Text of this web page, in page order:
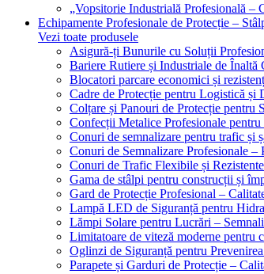
„Vopsitorie Industrială Profesională –
Echipamente Profesionale de Protecție –
Vezi toate produsele
Asigură-ți Bunurile cu Soluții
Bariere Rutiere și Industriale de Înaltă
Blocatori parcare economici și
Cadre de Protecție pentru Logistică și
Colțare și Panouri de Protecție pentru
Confecții Metalice Profesionale
Conuri de semnalizare pentru trafic și
Conuri de Semnalizare Profesionale –
Conuri de Trafic Flexibile și
Gama de stâlpi pentru construcții și
Gard de Protecție Profesional –
Lampă LED de Siguranță pentru
Lămpi Solare pentru Lucrări –
Limitatoare de viteză moderne pentru
Oglinzi de Siguranță pentru
Parapete și Garduri de Protecție –